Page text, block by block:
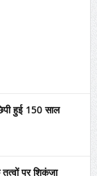
हुई 150 साल
पर शिकंजा